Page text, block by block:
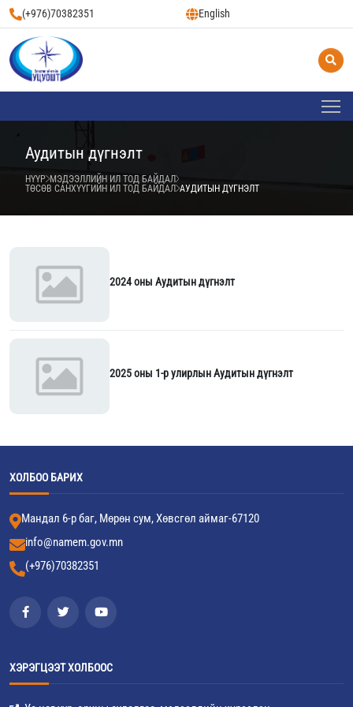
(+976)70382351 English
Аудитын дүгнэлт
НҮҮР МЭДЭЭЛЛИЙН ИЛ ТОД БАЙДАЛ
ТӨСӨВ САНХҮҮГИЙН ИЛ ТОД БАЙДАЛ АУДИТЫН ДҮГНЭЛТ
2024 оны Аудитын дүгнэлт
2025 оны 1-р улирлын Аудитын дүгнэлт
ХОЛБОО БАРИХ
Мандал 6-р баг, Мөрөн сум, Хөвсгөл аймаг-67120
info@namem.gov.mn
(+976)70382351
ХЭРЭГЦЭЭТ ХОЛБООС